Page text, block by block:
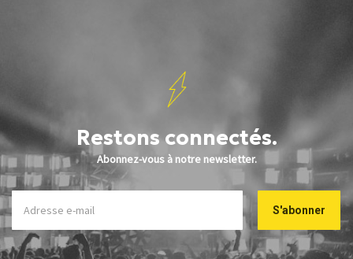
Restons connectés.
Abonnez-vous à notre newsletter.